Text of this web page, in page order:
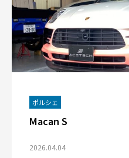
ポルシェ
Macan S
2026.04.04